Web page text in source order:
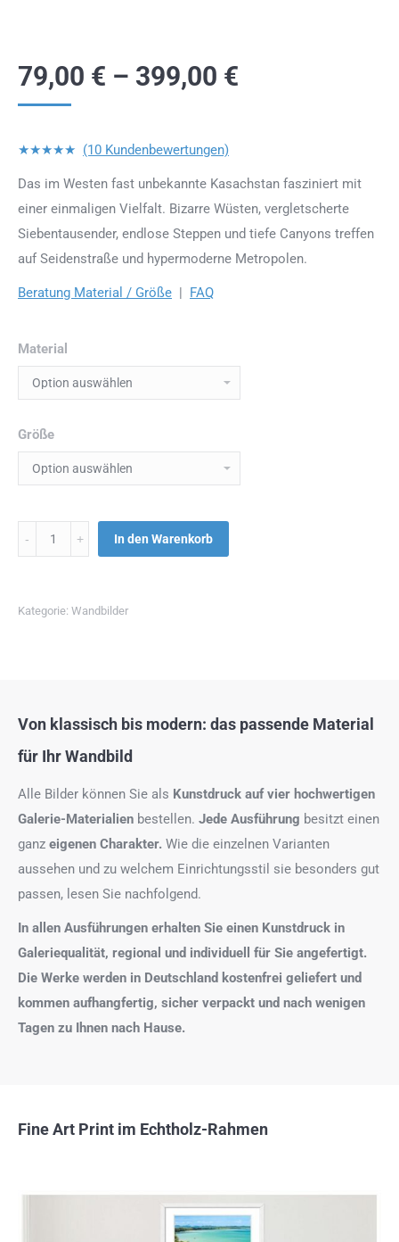
79,00 € – 399,00 €
★★★★★ (10 Kundenbewertungen)
Das im Westen fast unbekannte Kasachstan fasziniert mit
einer einmaligen Vielfalt. Bizarre Wüsten, vergletscherte
Siebentausender, endlose Steppen und tiefe Canyons treffen
auf Seidenstraße und hypermoderne Metropolen.
Beratung Material / Größe | FAQ
Material
Größe
Menge In den Warenkorb
Kategorie: Wandbilder
Von klassisch bis modern: das passende Material
für Ihr Wandbild
Alle Bilder können Sie als Kunstdruck auf vier hochwertigen
Galerie-Materialien bestellen. Jede Ausführung besitzt einen
ganz eigenen Charakter. Wie die einzelnen Varianten
aussehen und zu welchem Einrichtungsstil sie besonders gut
passen, lesen Sie nachfolgend.
In allen Ausführungen erhalten Sie einen Kunstdruck in
Galeriequalität, regional und individuell für Sie angefertigt.
Die Werke werden in Deutschland kostenfrei geliefert und
kommen aufhangfertig, sicher verpackt und nach wenigen
Tagen zu Ihnen nach Hause.
Fine Art Print im Echtholz-Rahmen